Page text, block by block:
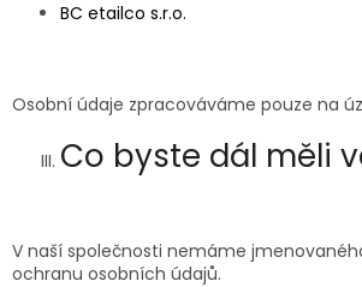
BC etailco s.r.o.
Osobní údaje zpracováváme pouze na
Co byste dál měli
V naší společnosti nemáme
ochranu osobních údajů.